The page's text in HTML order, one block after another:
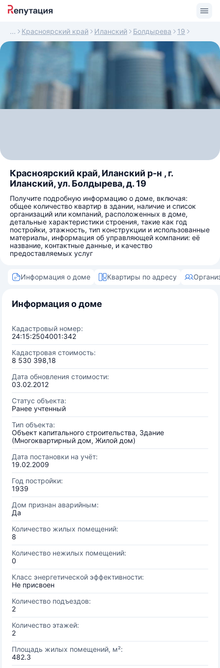
Красноярский край Иланский Болдырева 19
Красноярский край, Иланский р-н , г.
Иланский, ул. Болдырева, д. 19
Получите подробную информацию о доме, включая:
общее количество квартир в здании, наличие и список
организаций или компаний, расположенных в доме,
детальные характеристики строения, такие как год
постройки, этажность, тип конструкции и использованные
материалы, информация об управляющей компании: её
название, контактные данные, и качество
предоставляемых услуг
Информация о доме Квартиры по адресу
Информация о доме
Кадастровый номер:
24:15:2504001:342
Кадастровая стоимость:
8 530 398,18
Дата обновления стоимости:
03.02.2012
Статус объекта:
Ранее учтенный
Тип объекта:
Объект капитального строительства, Здание
(Многоквартирный дом, Жилой дом)
Дата постановки на учёт:
19.02.2009
Год постройки:
1939
Дом признан аварийным:
Да
Количество жилых помещений:
8
Количество нежилых помещений:
0
Класс энергетической эффективности:
Не присвоен
Количество подъездов:
2
Количество этажей:
2
Площадь жилых помещений, м²:
482.3